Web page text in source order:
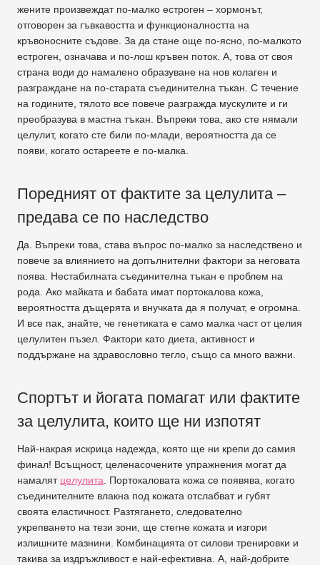
жените произвеждат по-малко естроген – хормонът,
отговорен за гъвкавостта и функционалността на
кръвоносните съдове. За да стане още по-ясно, по-малкото
естроген, означава и по-лош кръвен поток. А, това от своя
страна води до намалено образуване на нов колаген и
разграждане на по-старата съединителна тъкан. С течение
на годините, тялото все повече разгражда мускулите и ги
преобразува в мастна тъкан. Въпреки това, ако сте нямали
целулит, когато сте били по-млади, вероятността да се
появи, когато остареете е по-малка.
Поредният от фактите за целулита –
предава се по наследство
Да. Въпреки това, става въпрос по-малко за наследствено и
повече за влиянието на допълнителни фактори за неговата
поява. Нестабилната съединителна тъкан е проблем на
рода. Ако майката и бабата имат портокалова кожа,
вероятността дъщерята и внучката да я получат, е огромна.
И все пак, знайте, че генетиката е само малка част от целия
целулитен пъзел. Фактори като диета, активност и
поддържане на здравословно тегло, също са много важни.
Спортът и йогата помагат или фактите
за целулита, които ще ни изпотят
Най-накрая искрица надежда, която ще ни крепи до самия
финал! Всъщност, целенасочените упражнения могат да
намалят целулита . Портокаловата кожа се появява, когато
съединителните влакна под кожата отслабват и губят
своята еластичност. Разтягането, следователно
укрепването на тези зони, ще стегне кожата и изгори
излишните мазнини. Комбинацията от силови тренировки и
такива за издръжливост е най-ефективна. А, най-добрите